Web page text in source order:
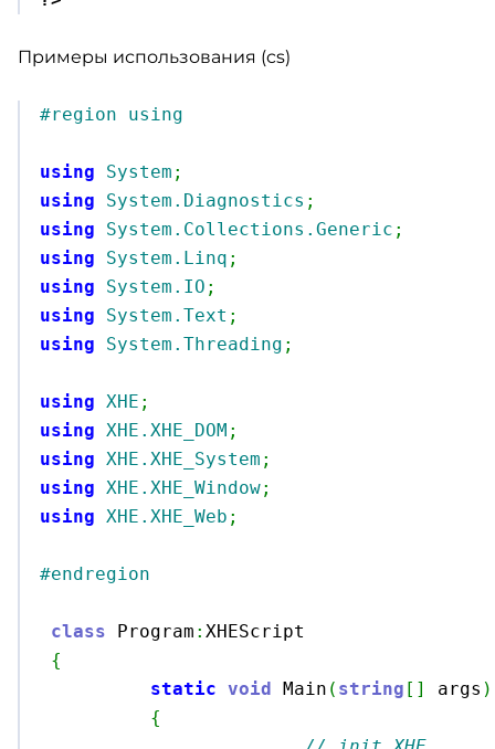
Примеры использования (cs)
#region using
using System ;
using
System.Diagnostics ;
using
System.Collections.Generic ;
using
System.Linq ;
using
System.IO ;
using
System.Text ;
using
System.Threading ;
using XHE ;
using XHE.XHE_DOM ;
using XHE.XHE_System ;
using XHE.XHE_Window;
using XHE.XHE_Web ;
#endregion
class Program : XHEScript
{
static void Main ( string [ ] args )
{